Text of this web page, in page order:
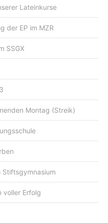
Lateinkurse
der EP im MZR
SSGX
Montag (Streik)
voller Erfolg